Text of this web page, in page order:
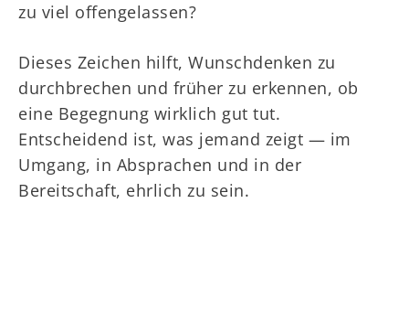
zu viel offengelassen?
Dieses Zeichen hilft, Wunschdenken zu
durchbrechen und früher zu erkennen, ob
eine Begegnung wirklich gut tut.
Entscheidend ist, was jemand zeigt — im
Umgang, in Absprachen und in der
Bereitschaft, ehrlich zu sein.